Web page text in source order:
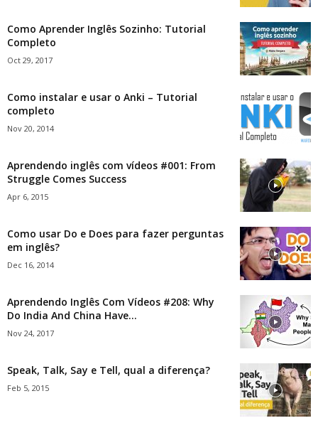
Como Aprender Inglês Sozinho: Tutorial
Completo
Oct 29, 2017
Como instalar e usar o Anki – Tutorial
completo
Nov 20, 2014
Aprendendo inglês com vídeos #001: From
Struggle Comes Success
Apr 6, 2015
Como usar Do e Does para fazer perguntas
em inglês?
Dec 16, 2014
Aprendendo Inglês Com Vídeos #208: Why
Do India And China Have...
Nov 24, 2017
Speak, Talk, Say e Tell, qual a diferença?
Feb 5, 2015